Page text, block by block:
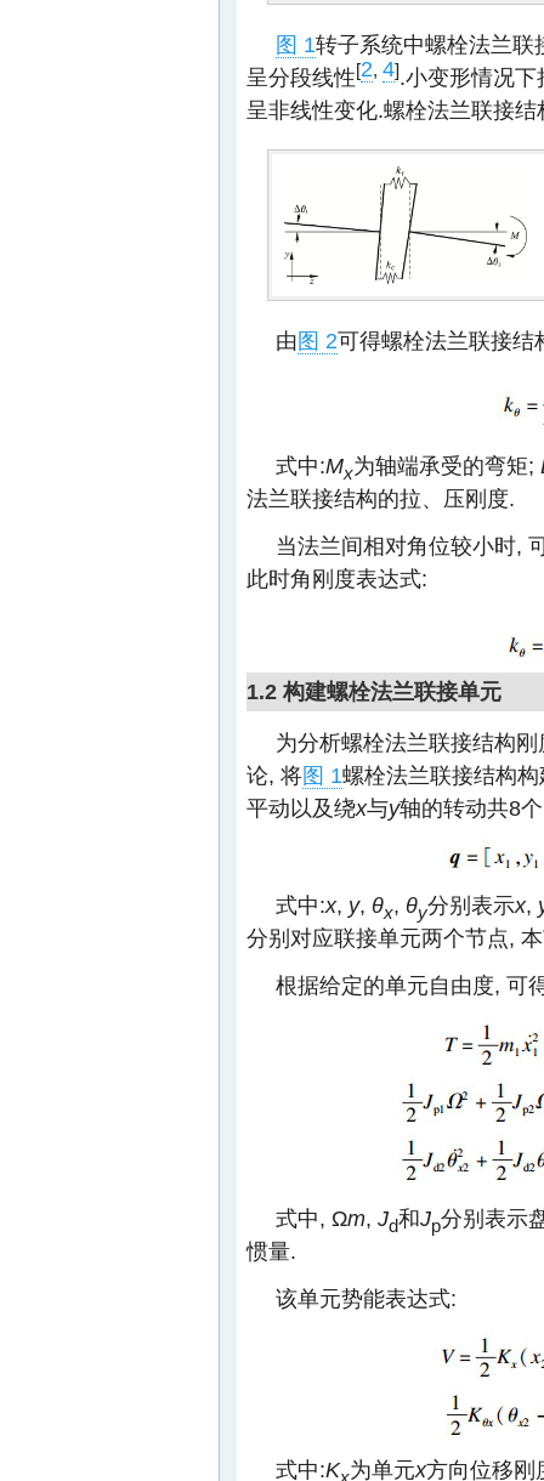
图 1转子系统中螺栓法兰联
呈分段线性[2, 4].小变形情况
呈非线性变化.螺栓法兰联接
由图 2可得螺栓法兰联接结
式中:Mx为轴端承受的弯矩;
法兰联接结构的拉、压刚度.
当法兰间相对角位较小时,
此时角刚度表达式:
1.2 构建螺栓法兰联接单元
为分析螺栓法兰联接结构
论, 将图 1螺栓法兰联接结构
平动以及绕x与y轴的转动共8
式中:x, y, θx, θy分别表示x,
分别对应联接单元两个节点,
根据给定的单元自由度, 可
式中, Ωm, Jd和Jp分别表示
惯量.
该单元势能表达式:
式中:Kx为单元x方向位移